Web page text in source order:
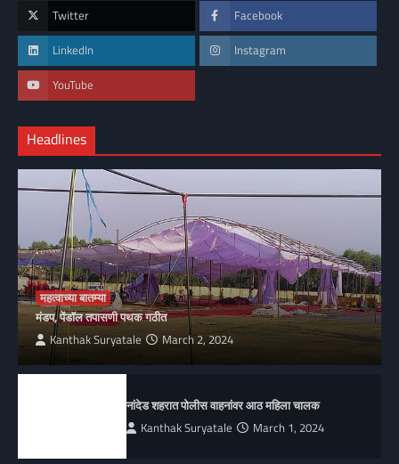
Twitter Facebook
LinkedIn Instagram
YouTube
Headlines
महत्वाच्या बातम्या
मंडप, पेंडॉल तपासणी पथक गठीत
Kanthak Suryatale March 2, 2024
नांदेड शहरात पोलीस वाहनांवर आठ महिला चालक
Kanthak Suryatale March 1, 2024